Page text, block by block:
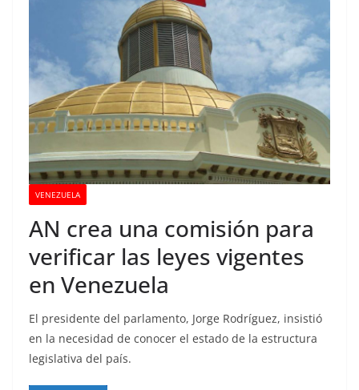
VENEZUELA
AN crea una comisión para
verificar las leyes vigentes
en Venezuela
El presidente del parlamento, Jorge Rodríguez, insistió
en la necesidad de conocer el estado de la estructura
legislativa del país.